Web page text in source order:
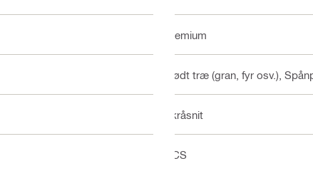
Premium
Blødt træ (gran, fyr osv.),
Skråsnit
HCS